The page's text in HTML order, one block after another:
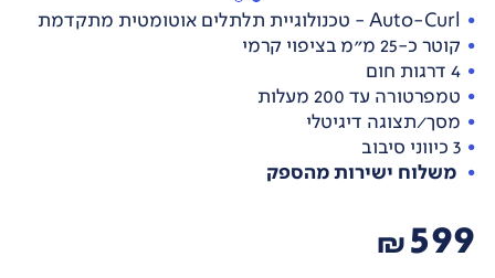
Auto-Curl - טכנולוגיית תלתלים אוטומטית מתקדמת
קוטר כ-25 מ״מ בציפוי קרמי
4 דרגות חום
טמפרטורה עד 200 מעלות
מסך/תצוגה דיגיטלי
3 כיווני סיבוב
משלוח ישירות מהספק
599
₪